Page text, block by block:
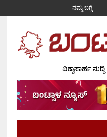
ನಮ್ಮ ಬಗ್ಗೆ